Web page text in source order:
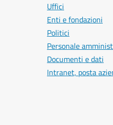
Uffici
Enti e fondazioni
Politici
Personale
Documenti e dati
Intranet, posta